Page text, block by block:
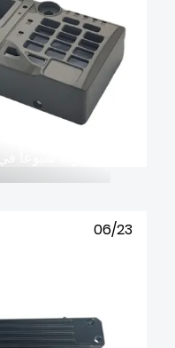
06/23